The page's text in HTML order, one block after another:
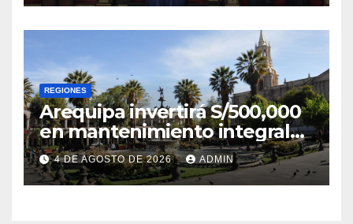
REGIONES
Arequipa invertirá S/500,000
en mantenimiento integral
de la Plaza de Armas
4 DE AGOSTO DE 2026 ADMIN